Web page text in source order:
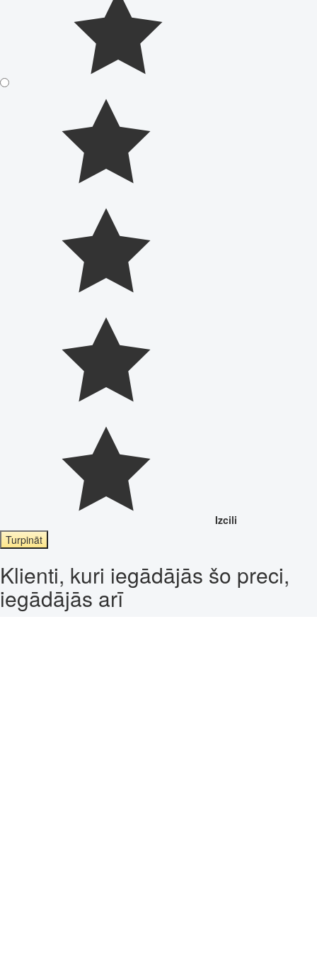
Izcili
Turpināt
Klienti, kuri iegādājās šo preci,
iegādājās arī